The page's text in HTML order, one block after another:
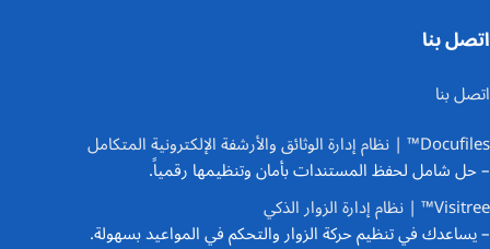
اتصل بنا
اتصل بنا
Docufiles™ | نظام إدارة الوثائق والأرشفة الإلكترونية المتكامل
– حل شامل لحفظ المستندات بأمان وتنظيمها رقمياً.
Visitree™ | نظام إدارة الزوار الذكي
– يساعدك في تنظيم حركة الزوار والتحكم في المواعيد بسهولة.